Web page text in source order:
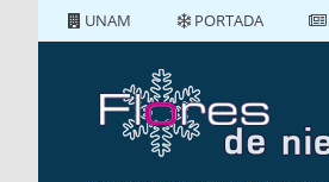
UNAM PORTADA